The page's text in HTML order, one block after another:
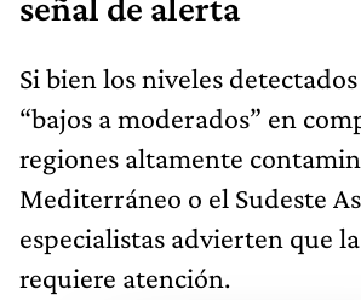
señal de alerta
Si bien los niveles
“bajos a moderados” en
regiones altamente
Mediterráneo o el Sudeste
especialistas advierten que
requiere atención.